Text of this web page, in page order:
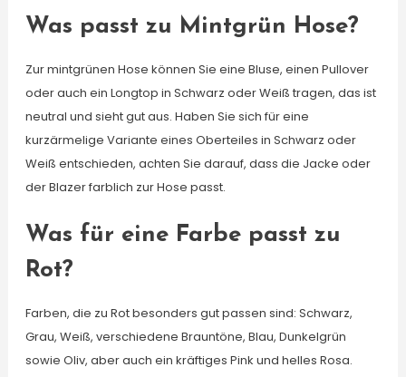
Was passt zu Mintgrün Hose?
Zur mintgrünen Hose können Sie eine Bluse, einen Pullover
oder auch ein Longtop in Schwarz oder Weiß tragen, das ist
neutral und sieht gut aus. Haben Sie sich für eine
kurzärmelige Variante eines Oberteiles in Schwarz oder
Weiß entschieden, achten Sie darauf, dass die Jacke oder
der Blazer farblich zur Hose passt.
Was für eine Farbe passt zu
Rot?
Farben, die zu Rot besonders gut passen sind: Schwarz,
Grau, Weiß, verschiedene Brauntöne, Blau, Dunkelgrün
sowie Oliv, aber auch ein kräftiges Pink und helles Rosa.